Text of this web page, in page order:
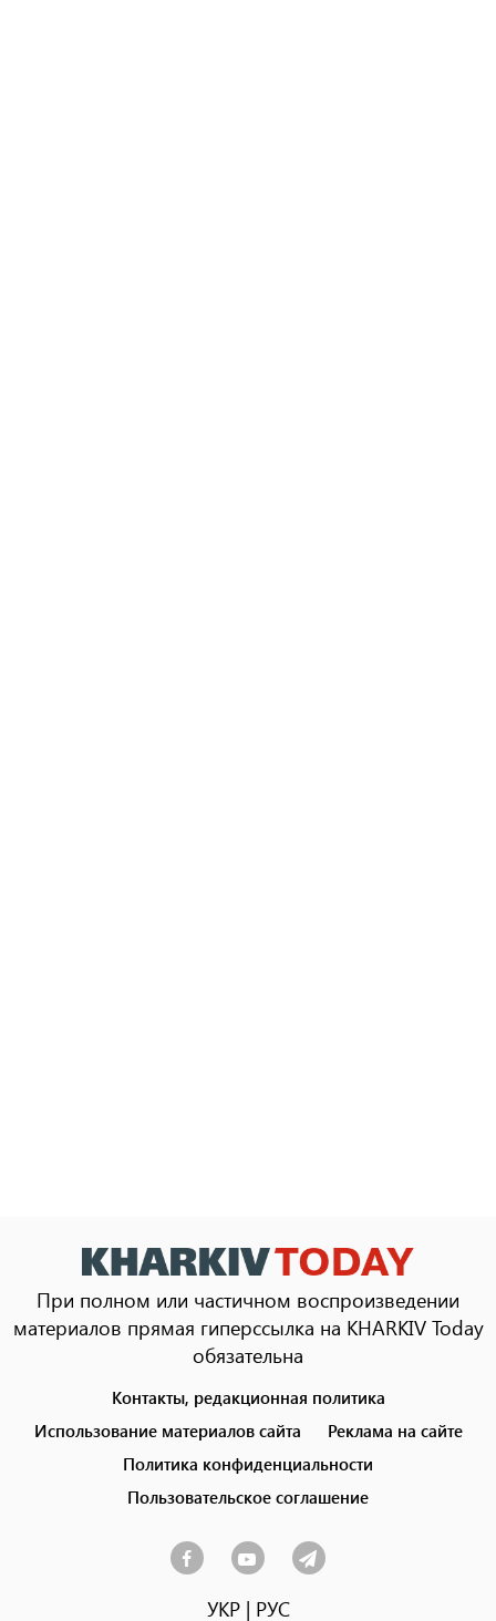
При полном или частичном воспроизведении
материалов прямая гиперссылка на KHARKIV Today
обязательна
menu
Контакты, редакционная политика
Использование материалов сайта
Реклама на сайте
Политика конфиденциальности
Пользовательское соглашение
УКР| РУС